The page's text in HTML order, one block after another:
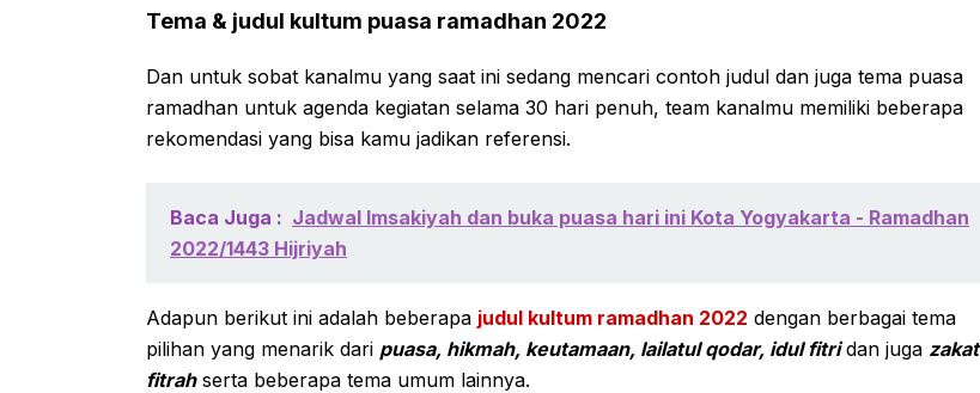
Tema & judul kultum puasa ramadhan 2022
Dan untuk sobat kanalmu yang saat ini sedang mencari contoh judul dan juga tema puasa
ramadhan untuk agenda kegiatan selama 30 hari penuh, team kanalmu memiliki beberapa
rekomendasi yang bisa kamu jadikan referensi.
Baca Juga : Jadwal Imsakiyah dan buka puasa hari ini Kota Yogyakarta - Ramadhan
2022/1443 Hijriyah
Adapun berikut ini adalah beberapa judul kultum ramadhan 2022 dengan berbagai tema
pilihan yang menarik dari puasa, hikmah, keutamaan, lailatul qodar, idul fitridan juga zakat
fitrahserta beberapa tema umum lainnya.